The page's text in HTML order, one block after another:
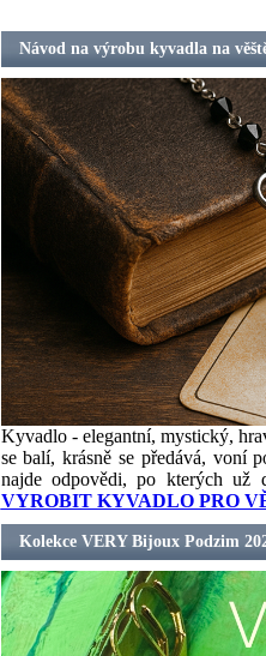
Návod na výrobu kyvadla na
Kyvadlo - elegantní, mystický,
se balí, krásně se předává,
najde odpovědi, po kterých
VYROBIT KYVADLO PRO
Kolekce VERY Bijoux Podzim